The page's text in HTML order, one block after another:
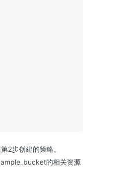
2步创建的策略。
的相关资源